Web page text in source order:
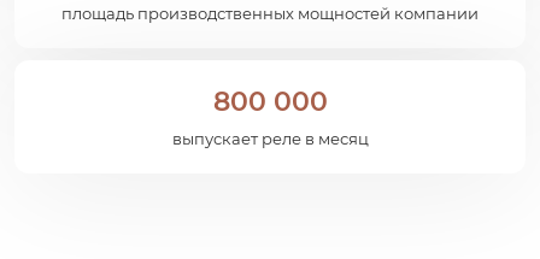
площадь производственных мощностей компании
800 000
выпускает реле в месяц